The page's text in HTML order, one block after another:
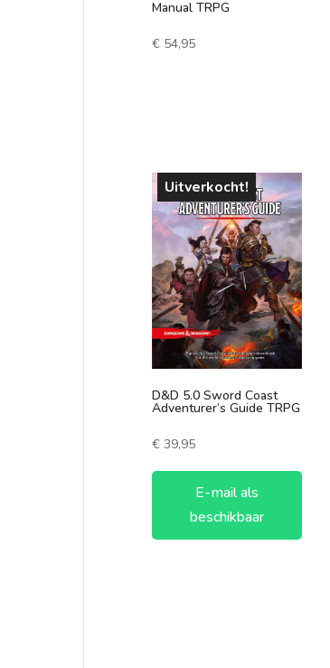
Manual TRPG
€54,95
Uitverkocht!
D&D 5.0 Sword Coast
Adventurer’s Guide TRPG
€39,95
E-mail als
beschikbaar